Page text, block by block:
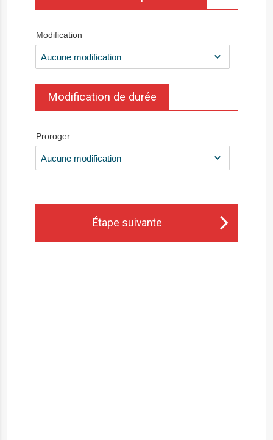
Modification
Modification de durée
Proroger